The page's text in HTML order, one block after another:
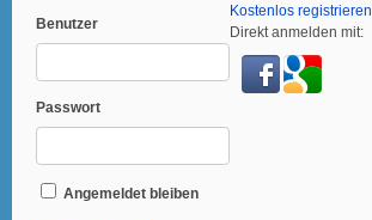
Benutzer
Passwort
Angemeldet bleiben
Kostenlos registrieren
Direkt anmelden mit: